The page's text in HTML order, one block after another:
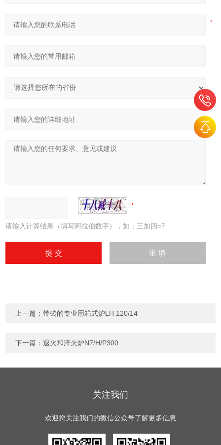
请输入计算结果（填写阿拉伯数字），如：三加四=7
上一篇：带砖的专业用箱式炉LH 120/14
下一篇：退火和淬火炉N7/H/P300
关注我们
欢迎您关注我们的微信公众号了解更多信息